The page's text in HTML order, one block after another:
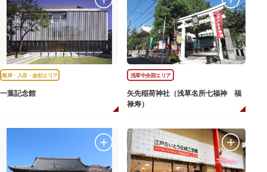
根岸・入谷・金杉エリア
一葉記念館
浅草中央部エリア
矢先稲荷神社（浅草名所七福神 福
禄寿）